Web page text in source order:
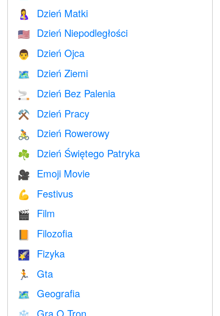
🤱 Dzień Matki
🇺🇸 Dzień Niepodległości
👨 Dzień Ojca
🗺️ Dzień Ziemi
🚬 Dzień Bez Palenia
⚒️ Dzień Pracy
🚴 Dzień Rowerowy
☘️ Dzień Świętego Patryka
🎥 Emoji Movie
💪 Festivus
🎬 Film
📙 Filozofia
🌠 Fizyka
🏃 Gta
🗺 Geografia